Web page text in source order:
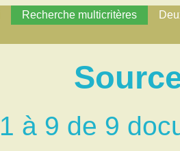
Recherche multicritères
1 à 9 de 9